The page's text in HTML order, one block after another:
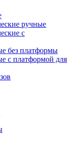
ручные
с
без платформы
с платформой для